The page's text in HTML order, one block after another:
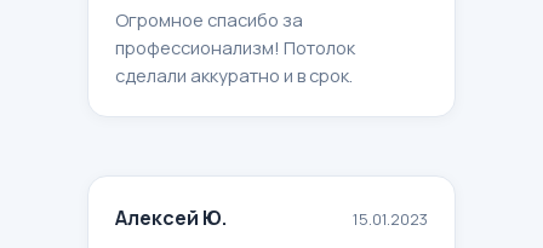
Огромное спасибо за
профессионализм! Потолок
сделали аккуратно и в срок.
Алексей Ю. 15.01.2023